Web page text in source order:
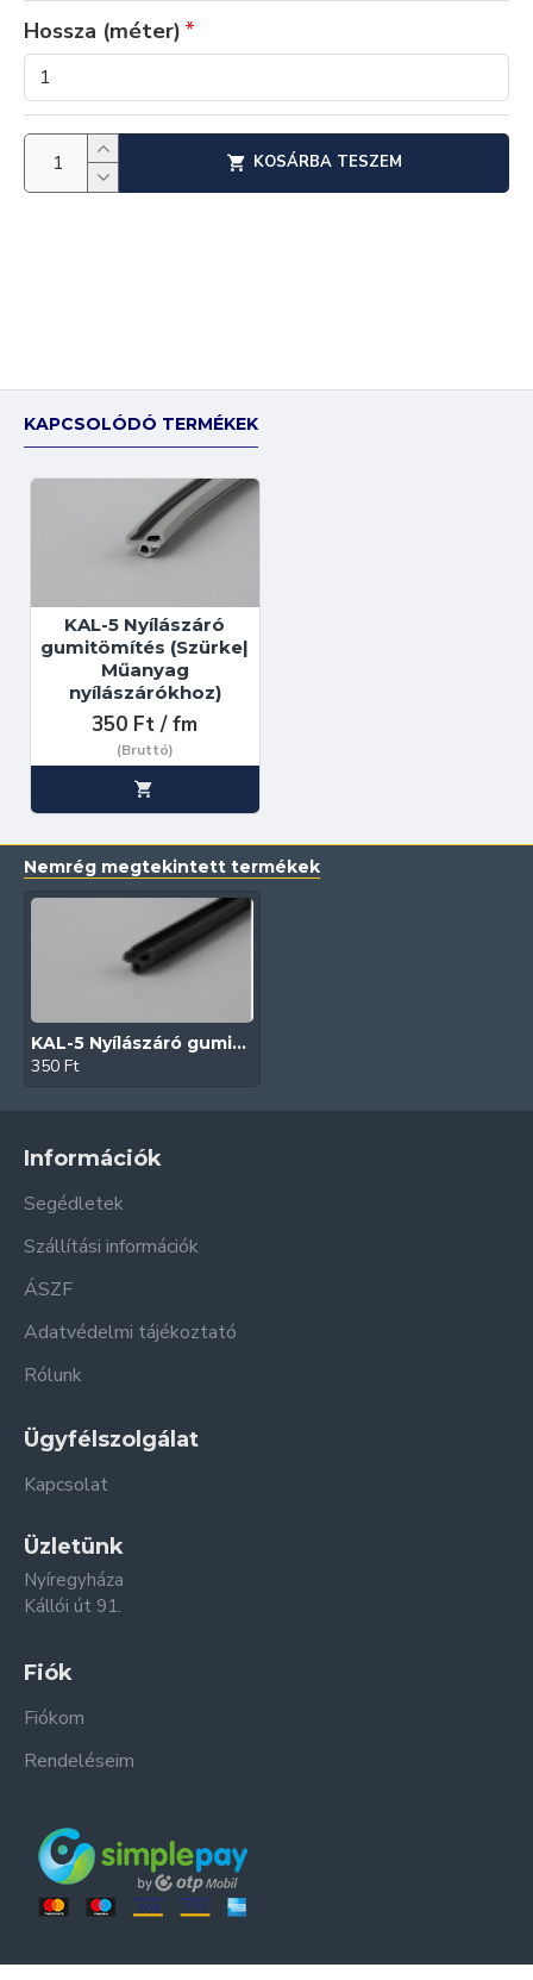
Hossza (méter)
KOSÁRBA TESZEM
KAPCSOLÓDÓ TERMÉKEK
KAL-5 Nyílászáró
gumitömítés (Szürke|
Műanyag
nyílászárókhoz)
350 Ft / fm
(Bruttó)
Nemrég megtekintett termékek
KAL-5 Nyílászáró gumitömítés (Fekete | Műanyag nyílászárókhoz)
350 Ft
Információk
Segédletek
Szállítási információk
ÁSZF
Adatvédelmi tájékoztató
Rólunk
Ügyfélszolgálat
Kapcsolat
Üzletünk
Nyíregyháza
Kállói út 91.
Fiók
Fiókom
Rendeléseim